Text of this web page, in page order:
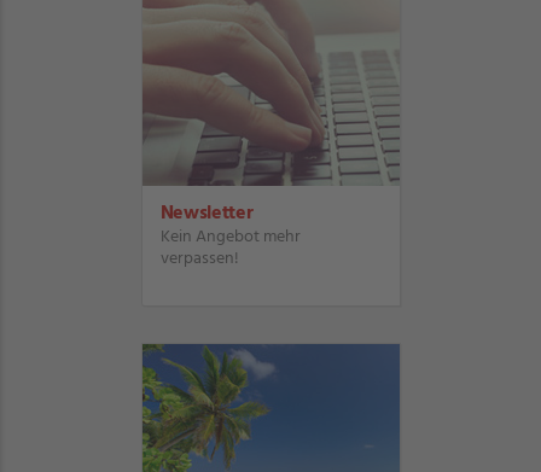
Newsletter
Kein Angebot mehr
verpassen!